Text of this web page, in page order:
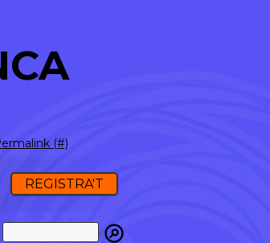
(#)
REGISTRA'T